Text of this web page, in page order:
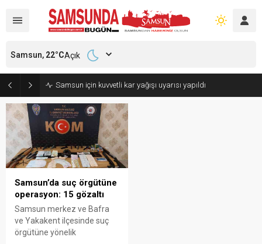
Samsun için kuvvetli kar yağışı uyarısı yapıldı
Samsun, 22°CAçık
Samsun’da suç örgütüne
operasyon: 15 gözaltı
Samsun merkez ve Bafra
ve Yakakent ilçesinde suç
örgütüne yönelik